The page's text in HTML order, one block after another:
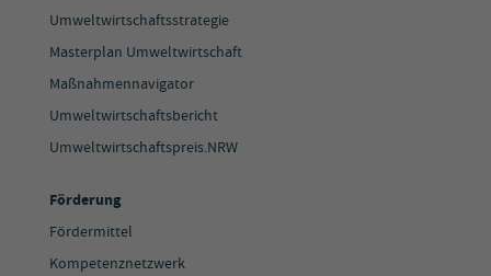
Umweltwirtschaftsstrategie
Masterplan Umweltwirtschaft
Maßnahmennavigator
Umweltwirtschaftsbericht
Umweltwirtschaftspreis.NRW
Förderung
Fördermittel
Kompetenznetzwerk